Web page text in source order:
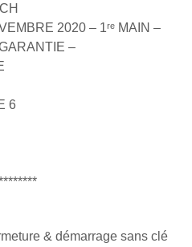
2020 – 1ʳᵉ MAIN –
–
6
& démarrage sans clé